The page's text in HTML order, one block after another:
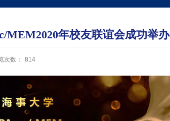
MEM2020年校友联谊会成功举办
次数： 814